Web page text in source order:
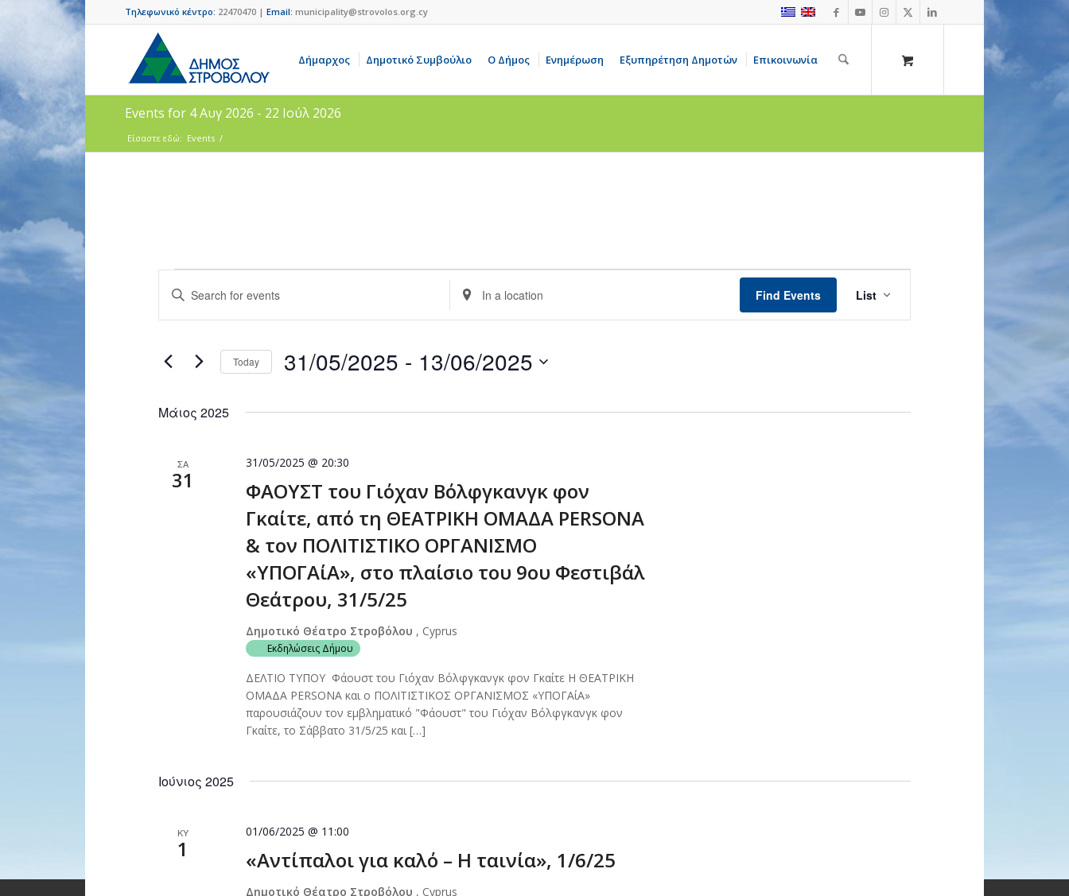
Τηλεφωνικό κέντρο: 22470470 | Email: municipality@strovolos.org.cy
Δήμαρχος Δημοτικό Συμβούλιο Ο Δήμος Ενημέρωση Εξυπηρέτηση Δημοτών Επικοινωνία
Events for 4 Αυγ 2026 - 22 Ιούλ 2026
Είσαστε εδώ: Events /
Events
Search
and
Views
Navigation
Enter
Keyword.
Search
Events
Enter
Location.
Search
Events
by
Find Events
Views
List
Today 31/05/2025 - 13/06/2025
Μάιος 2025
ΣΑ
31
ΦΑΟΥΣΤ του Γιόχαν Βόλφγκανγκ φον
Γκαίτε, από τη ΘΕΑΤΡΙΚΗ ΟΜΑΔΑ PERSONA
& τον ΠΟΛΙΤΙΣΤΙΚΟ ΟΡΓΑΝΙΣΜΟ
«ΥΠΟΓΑίΑ», στο πλαίσιο του 9ου Φεστιβάλ
Θεάτρου, 31/5/25
31/05/2025 @ 20:30
Δημοτικό Θέατρο Στροβόλου , Cyprus
Εκδηλώσεις Δήμου
ΔΕΛΤΙΟ ΤΥΠΟΥ Φάουστ του Γιόχαν Βόλφγκανγκ φον Γκαίτε Η ΘΕΑΤΡΙΚΗ
ΟΜΑΔΑ PERSONA και ο ΠΟΛΙΤΙΣΤΙΚΟΣ ΟΡΓΑΝΙΣΜΟΣ «ΥΠΟΓΑίΑ»
παρουσιάζουν τον εμβληματικό "Φάουστ" του Γιόχαν Βόλφγκανγκ φον
Γκαίτε, το Σάββατο 31/5/25 και […]
Ιούνιος 2025
ΚΥ
1 «Αντίπαλοι για καλό – Η ταινία», 1/6/25
01/06/2025 @ 11:00
Δημοτικό Θέατρο Στροβόλου , Cyprus